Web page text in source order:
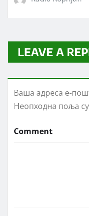
LEAVE A
Ваша адреса е-
Неопходна поља
Comment